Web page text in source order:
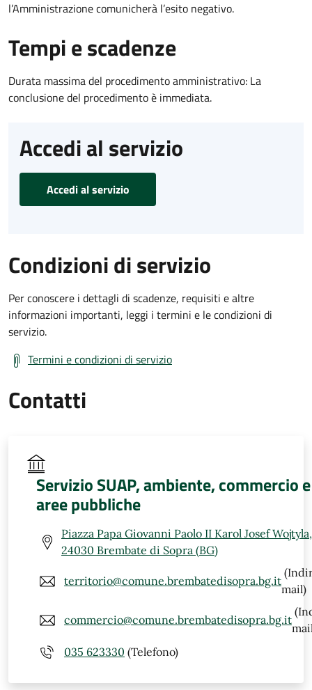
l’Amministrazione comunicherà l’esito negativo.
Tempi e scadenze
Durata massima del procedimento amministrativo: La
conclusione del procedimento è immediata.
Accedi al servizio
Accedi al servizio
Condizioni di servizio
Per conoscere i dettagli di scadenze, requisiti e altre
informazioni importanti, leggi i termini e le condizioni di
servizio.
Termini e condizioni di servizio
Contatti
Servizio SUAP, ambiente, commercio e
aree pubbliche
Piazza Papa Giovanni Paolo II Karol Josef
24030 Brembate di Sopra (BG)
territorio@comune.brembatedisopra.bg.it
mail)
commercio@comune.brembatedisopra.bg.it
035 623330 (Telefono)